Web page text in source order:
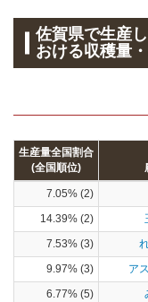
佐賀県で生産
おける収穫量
生産量全国割合
(全国順位)
7.05% (2)
14.39% (2)
7.53% (3)
9.97% (3)
ア
6.77% (5)